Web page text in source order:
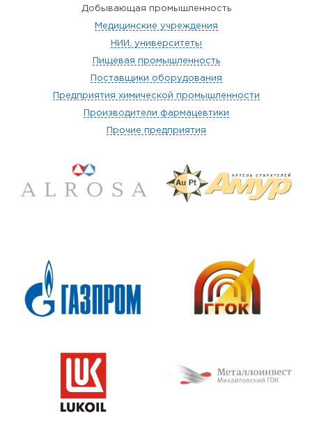
Добывающая промышленность
Медицинские учреждения
НИИ, университеты
Пищевая промышленность
Поставщики оборудования
Предприятия химической промышленности
Производители фармацевтики
Прочие предприятия